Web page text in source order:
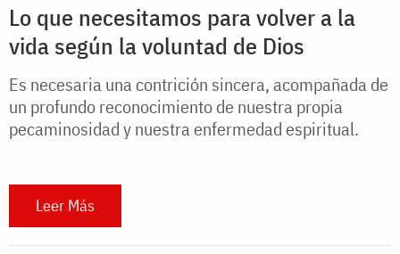
Lo que necesitamos para volver a la
vida según la voluntad de Dios
Es necesaria una contrición sincera, acompañada de
un profundo reconocimiento de nuestra propia
pecaminosidad y nuestra enfermedad espiritual.
Leer Más